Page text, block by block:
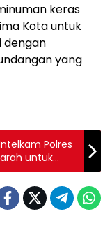
keras
Kota untuk
dengan
yang
Polres
untuk